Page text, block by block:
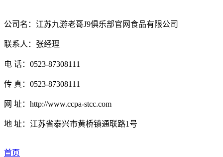
公司名：江苏九游老哥J9俱乐部官网食品有限公司
联系人：张经理
电 话：0523-87308111
传 真：0523-87308111
网 址：http://www.ccpa-stcc.com
地 址：江苏省泰兴市黄桥镇通联路1号
首页